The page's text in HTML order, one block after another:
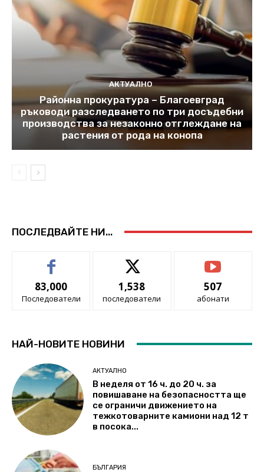
АКТУАЛНО
Районна прокуратура – Благоевград
ръководи разследването по три досъдебни
производства за незаконно отглеждане на
растения от рода на конопа
ПОСЛЕДВАЙТЕ НИ...
83,000
Последователи
1,538
последователи
507
абонати
НАЙ-НОВИТЕ НОВИНИ
АКТУАЛНО
В неделя от 16 ч. до 20 ч. за
повишаване на безопасността ще
се ограничи движението на
тежкотоварните камиони над 12 т
в посока...
БЪЛГАРИЯ